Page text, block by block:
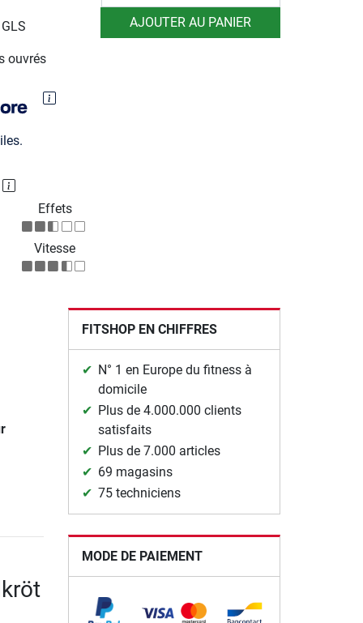
ouvrés
AJOUTER AU PANIER
Effets
Vitesse
FITSHOP EN CHIFFRES
N° 1 en Europe du fitness à
domicile
Plus de 4.000.000 clients
satisfaits
Plus de 7.000 articles
69 magasins
75 techniciens
MODE DE PAIEMENT